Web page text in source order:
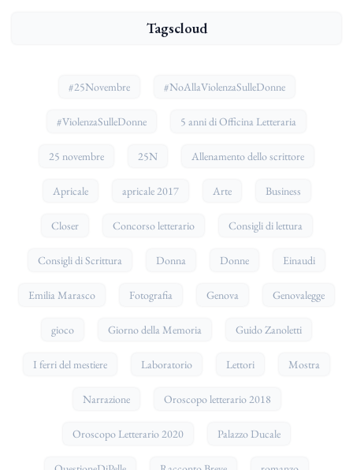
Tagscloud
#25Novembre #NoAllaViolenzaSulleDonne
#ViolenzaSulleDonne 5 anni di Officina Letteraria
25 novembre 25N Allenamento dello scrittore
Apricale apricale 2017 Arte Business
Closer Concorso letterario Consigli di lettura
Consigli di Scrittura Donna Donne Einaudi
Emilia Marasco Fotografia Genova Genovalegge
gioco Giorno della Memoria Guido Zanoletti
I ferri del mestiere Laboratorio Lettori Mostra
Narrazione Oroscopo letterario 2018
Oroscopo Letterario 2020 Palazzo Ducale